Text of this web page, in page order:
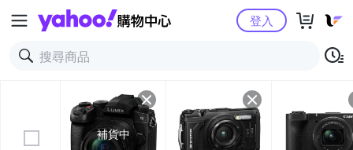
Yahoo購物中心登入
補貨中